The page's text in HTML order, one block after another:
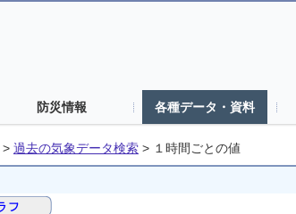
防災情報 各種データ・資料
> 過去の気象データ検索 > １時間ごとの値